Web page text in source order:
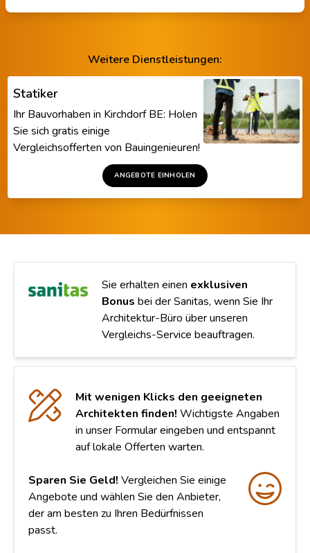
Weitere Dienstleistungen:
Statiker
Ihr Bauvorhaben in Kirchdorf BE: Holen
Sie sich gratis einige
Vergleichsofferten von Bauingenieuren!
ANGEBOTE EINHOLEN
Sie erhalten einen exklusiven
Bonus bei der Sanitas, wenn Sie Ihr
Architektur-Büro über unseren
Vergleichs-Service beauftragen.
Mit wenigen Klicks den geeigneten
Architekten finden! Wichtigste Angaben
in unser Formular eingeben und entspannt
auf lokale Offerten warten.
Sparen Sie Geld! Vergleichen Sie einige
Angebote und wählen Sie den Anbieter,
der am besten zu Ihren Bedürfnissen
passt.